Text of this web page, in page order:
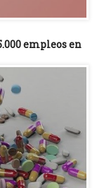
empleos en